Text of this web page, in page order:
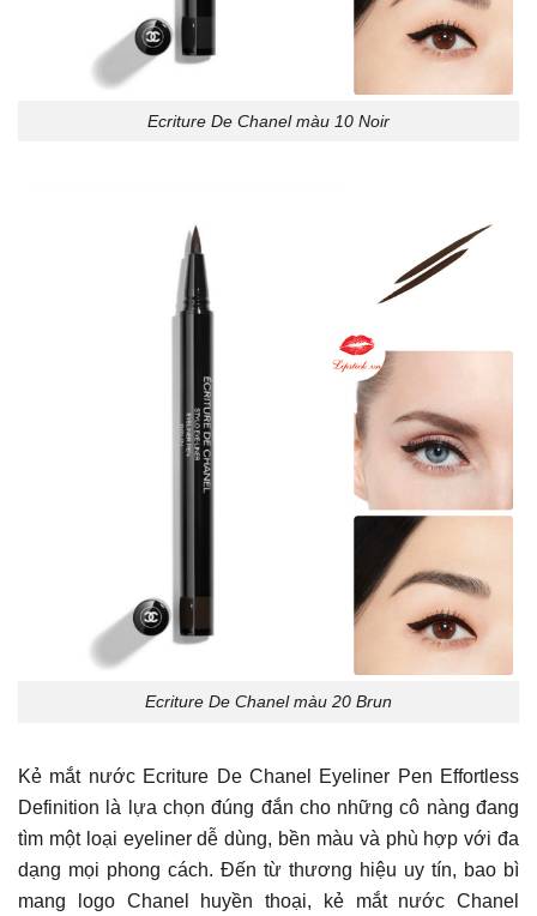
Ecriture De Chanel màu 10 Noir
Ecriture De Chanel màu 20 Brun
Kẻ mắt nước Ecriture De Chanel Eyeliner Pen Effortless
Definition là lựa chọn đúng đắn cho những cô nàng đang
tìm một loại eyeliner dễ dùng, bền màu và phù hợp với đa
dạng mọi phong cách. Đến từ thương hiệu uy tín, bao bì
mang logo Chanel huyền thoại, kẻ mắt nước Chanel